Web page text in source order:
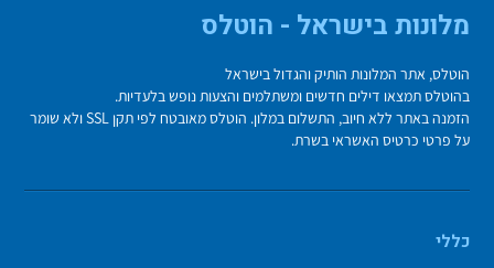
מלונות בישראל - הוטלס
הוטלס, אתר המלונות הותיק והגדול בישראל
בהוטלס תמצאו דילים חדשים ומשתלמים והצעות נופש בלעדיות.
הזמנה באתר ללא חיוב, התשלום במלון. הוטלס מאובטח לפי תקן SSL ולא שומר
על פרטי כרטיס האשראי בשרת.
כללי